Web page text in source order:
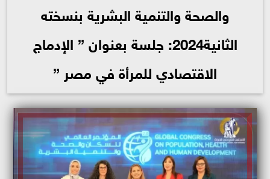
والصحة والتنمية البشرية بنسخته
الثانية2024: جلسة بعنوان ” الإدماج
الاقتصادي للمرأة في مصر ”